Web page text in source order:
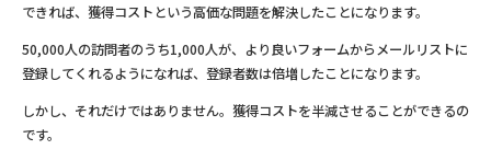
できれば、獲得コストという高価な問題を解決したことになります。
50,000人の訪問者のうち1,000人が、より良いフォームからメールリストに
登録してくれるようになれば、登録者数は倍増したことになります。
しかし、それだけではありません。獲得コストを半減させることができるの
です。